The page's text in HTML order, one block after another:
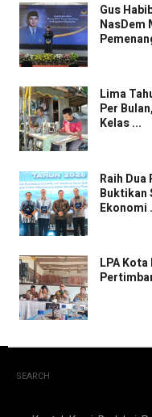
Gus
NasDem
Lima
Per
Kelas ...
Raih
Buktikan
Ekonomi
LPA
SEARCH